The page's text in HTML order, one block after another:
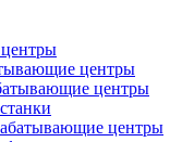
центры
центры
центры